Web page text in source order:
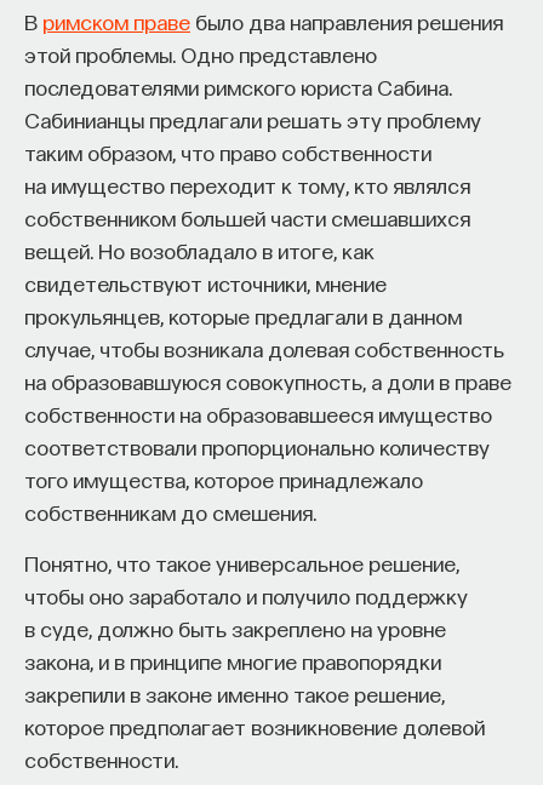
В римском праве было два направления решения
этой проблемы. Одно представлено
последователями римского юриста Сабина.
Сабинианцы предлагали решать эту проблему
таким образом, что право собственности
на имущество переходит к тому, кто являлся
собственником большей части смешавшихся
вещей. Но возобладало в итоге, как
свидетельствуют источники, мнение
прокульянцев, которые предлагали в данном
случае, чтобы возникала долевая собственность
на образовавшуюся совокупность, а доли в праве
собственности на образовавшееся имущество
соответствовали пропорционально количеству
того имущества, которое принадлежало
собственникам до смешения.
Понятно, что такое универсальное решение,
чтобы оно заработало и получило поддержку
в суде, должно быть закреплено на уровне
закона, и в принципе многие правопорядки
закрепили в законе именно такое решение,
которое предполагает возникновение долевой
собственности.
Избегание сожаления представляет собой
любопытную теоретическую проблему.
Социологи традиционно считают, что большую
часть нашего мышления составляет
взаимодействие с воображаемыми Другими.
Классик социальной психологии Джордж
Герберт Мид утверждал, что у нас есть
интернализованный Другой, состоящий
из обобщенных реакций всех значимых для нас
в период взросления людей, и что, когда
мы обдумываем какую-то проблему,
мы обращаемся к нему, представляем себе его
реакцию на наши поступки и можем
реформулировать свой курс действия. Например,
мы читаем в уме Обобщенному Другому, роль
которого мысленно принимаем, сочиненные нами
и переписываем их. Но в случае с избеганием
сожаления мы взаимодействуем не с Другим,
а с собственным будущим Я. И наши поступки —
это реакции на реакцию этого будущего Я,
которого в данный момент не существует
и может даже никогда не появиться,
но мы предполагаем его существование.